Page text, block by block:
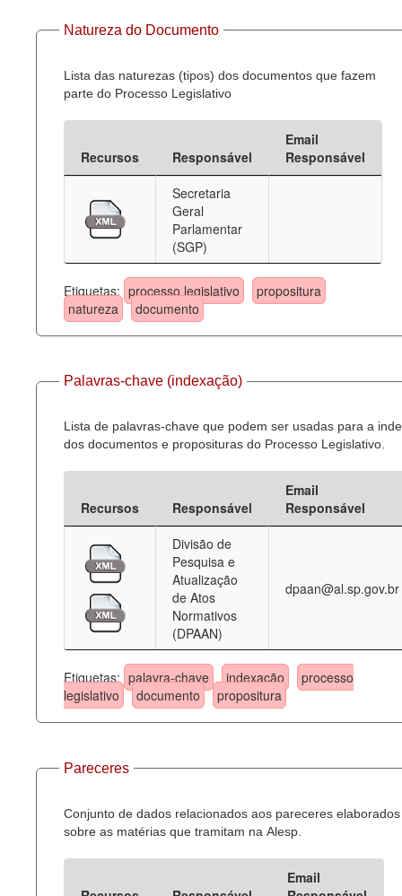
Natureza do Documento
Lista das naturezas (tipos) dos documentos que fazem
parte do Processo Legislativo
Recursos Responsável
Email
Responsável
Secretaria
Geral
Parlamentar
(SGP)
Etiquetas: processo legislativo
propositura
natureza
documento
Palavras-chave (indexação)
Lista de palavras-chave que podem ser usadas para a
dos documentos e proposituras do Processo Legislativo.
Recursos Responsável
Email
Responsável
Divisão de
Pesquisa e
Atualização
de Atos
Normativos
(DPAAN)
dpaan@al.sp.gov.br
Etiquetas: palavra-chave indexação
processo
legislativo
documento propositura
Pareceres
Conjunto de dados relacionados aos pareceres elaborados
sobre as matérias que tramitam na Alesp.
Email